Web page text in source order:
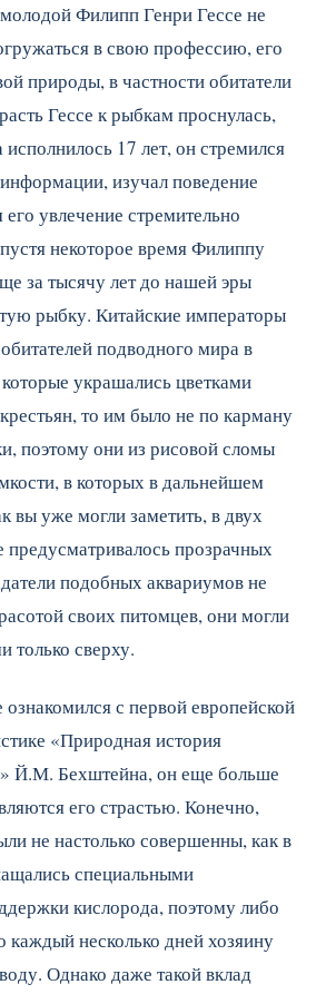
Филипп Генри Гессе не
в свою профессию, его
природы, в частности обитатели
Гессе к рыбкам проснулась,
исполнилось 17 лет, он стремился
изучал поведение
увлечение стремительно
некоторое время Филиппу
за тысячу лет до нашей эры
рыбку. Китайские императоры
подводного мира в
украшались цветками
то им было не по карману
поэтому они из рисовой сломы
в которых в дальнейшем
вы уже могли заметить, в двух
предусматривалось прозрачных
подобных аквариумов не
своих питомцев, они могли
только сверху.
ознакомился с первой европейской
«Природная история
Й.М. Бехштейна, он еще больше
его страстью. Конечно,
не настолько совершенны, как в
специальными
кислорода, поэтому либо
каждый несколько дней хозяину
Однако даже такой вклад